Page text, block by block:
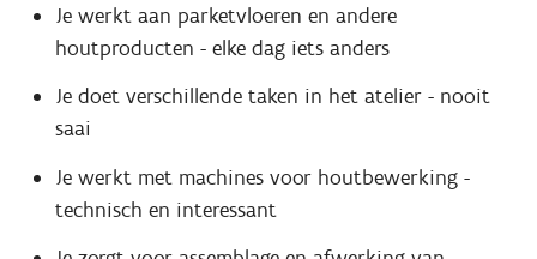
Je werkt aan parketvloeren en andere
houtproducten - elke dag iets anders
Je doet verschillende taken in het atelier - nooit
saai
Je werkt met machines voor houtbewerking -
technisch en interessant